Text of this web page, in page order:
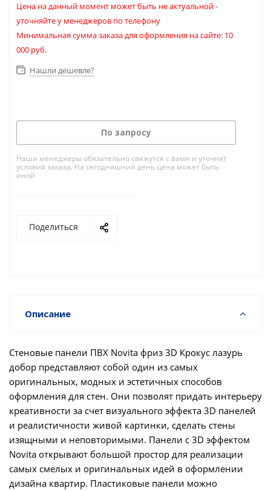
Цена на данный момент может быть не актуальной -
уточняйте у менеджеров по телефону
Минимальная сумма заказа для оформления на сайте: 10
000 руб.
Нашли дешевле?
По запросу
Наши менеджеры обязательно свяжутся с вами и уточнят
условия заказа. На сегодняшний день цена может быть
иной
Поделиться
Описание
Стеновые панели ПВХ Novita фриз 3D Крокус лазурь
добор представляют собой один из самых
оригинальных, модных и эстетичных способов
оформления для стен. Они позволят придать интерьеру
креативности за счет визуального эффекта 3D панелей
и реалистичности живой картинки, сделать стены
изящными и неповторимыми. Панели с 3D эффектом
Novita открывают большой простор для реализации
самых смелых и оригинальных идей в оформлении
дизайна квартир. Пластиковые панели можно